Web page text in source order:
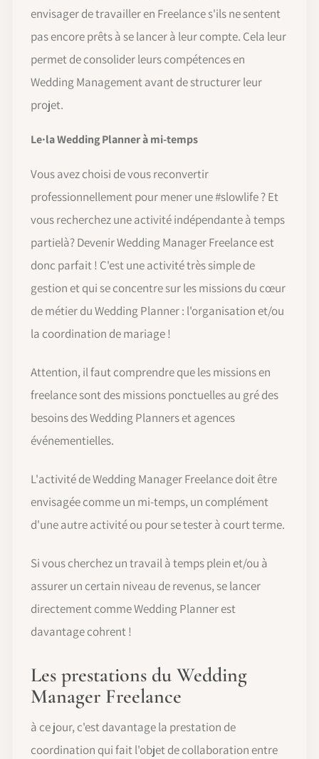
envisager de travailler en Freelance s'ils ne sentent
pas encore prêts à se lancer à leur compte. Cela leur
permet de consolider leurs compétences en
Wedding Management avant de structurer leur
projet.
Le·la Wedding Planner à mi-temps
Vous avez choisi de vous reconvertir
professionnellement pour mener une #slowlife ? Et
vous recherchez une activité indépendante à temps
partielà? Devenir Wedding Manager Freelance est
donc parfait ! C'est une activité très simple de
gestion et qui se concentre sur les missions du cœur
de métier du Wedding Planner : l'organisation et/ou
la coordination de mariage !
Attention, il faut comprendre que les missions en
freelance sont des missions ponctuelles au gré des
besoins des Wedding Planners et agences
événementielles.
L'activité de Wedding Manager Freelance doit être
envisagée comme un mi-temps, un complément
d'une autre activité ou pour se tester à court terme.
Si vous cherchez un travail à temps plein et/ou à
assurer un certain niveau de revenus, se lancer
directement comme Wedding Planner est
davantage cohrent !
Les prestations du Wedding
Manager Freelance
à ce jour, c'est davantage la prestation de
coordination qui fait l'objet de collaboration entre